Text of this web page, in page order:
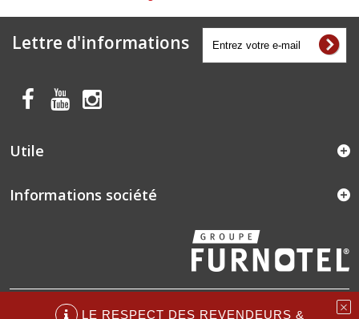
LE RESPECT DES REVENDEURS &
Lettre d'informations
Utile
Copyright © 2026 - Tous droits réservés - FURNOTEL®
Informations société